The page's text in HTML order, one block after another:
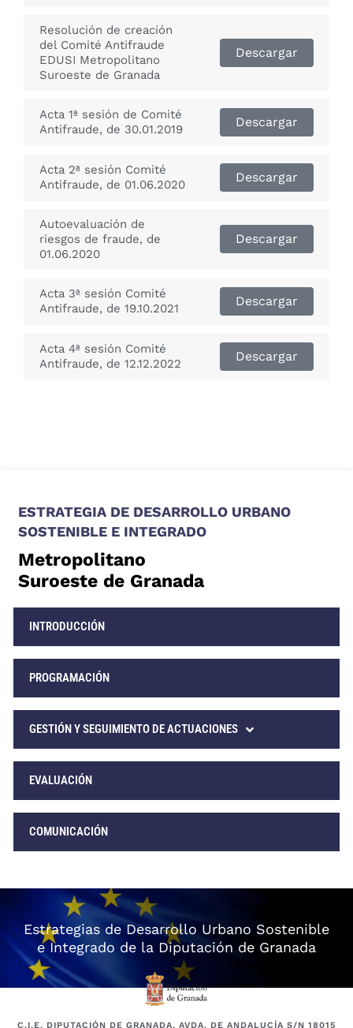
Resolución de creación
del Comité Antifraude
EDUSI Metropolitano
Suroeste de Granada
Descargar
Acta 1ª sesión de Comité
Antifraude, de 30.01.2019
Descargar
Acta 2ª sesión Comité
Antifraude, de 01.06.2020
Descargar
Autoevaluación de
riesgos de fraude, de
01.06.2020
Descargar
Acta 3ª sesión Comité
Antifraude, de 19.10.2021
Descargar
Acta 4ª sesión Comité
Antifraude, de 12.12.2022
Descargar
ESTRATEGIA DE DESARROLLO URBANO
SOSTENIBLE E INTEGRADO
Metropolitano
Suroeste de Granada
INTRODUCCIÓN
PROGRAMACIÓN
GESTIÓN Y SEGUIMIENTO DE ACTUACIONES
EVALUACIÓN
COMUNICACIÓN
Estrategias de Desarrollo Urbano Sostenible
e Integrado de la Diputación de Granada
C.I.E. DIPUTACIÓN DE GRANADA, AVDA. DE ANDALUCÍA S/N 18015